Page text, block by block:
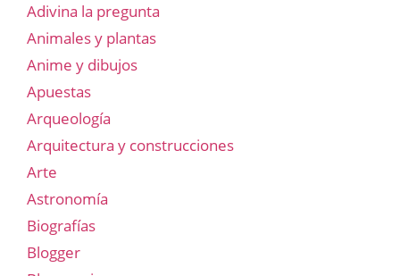
Adivina la pregunta
Animales y plantas
Anime y dibujos
Apuestas
Arqueología
Arquitectura y construcciones
Arte
Astronomía
Biografías
Blogger